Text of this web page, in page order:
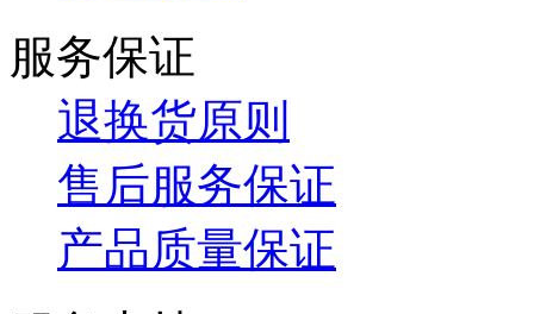
服务保证
退换货原则
售后服务保证
产品质量保证